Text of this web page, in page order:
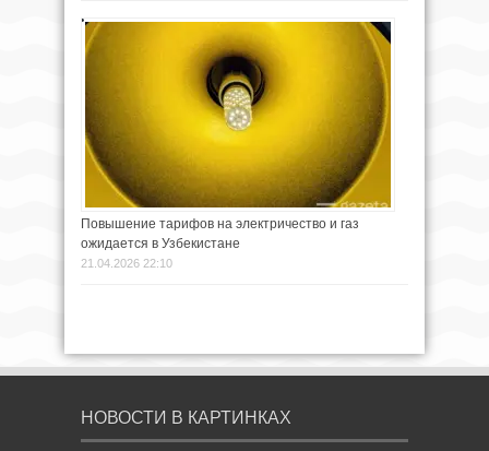
Повышение тарифов на электричество и газ
ожидается в Узбекистане
21.04.2026 22:10
НОВОСТИ В КАРТИНКАХ